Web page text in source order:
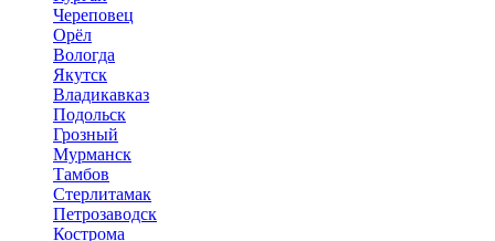
Череповец
Орёл
Вологда
Якутск
Владикавказ
Подольск
Грозный
Мурманск
Тамбов
Стерлитамак
Петрозаводск
Кострома